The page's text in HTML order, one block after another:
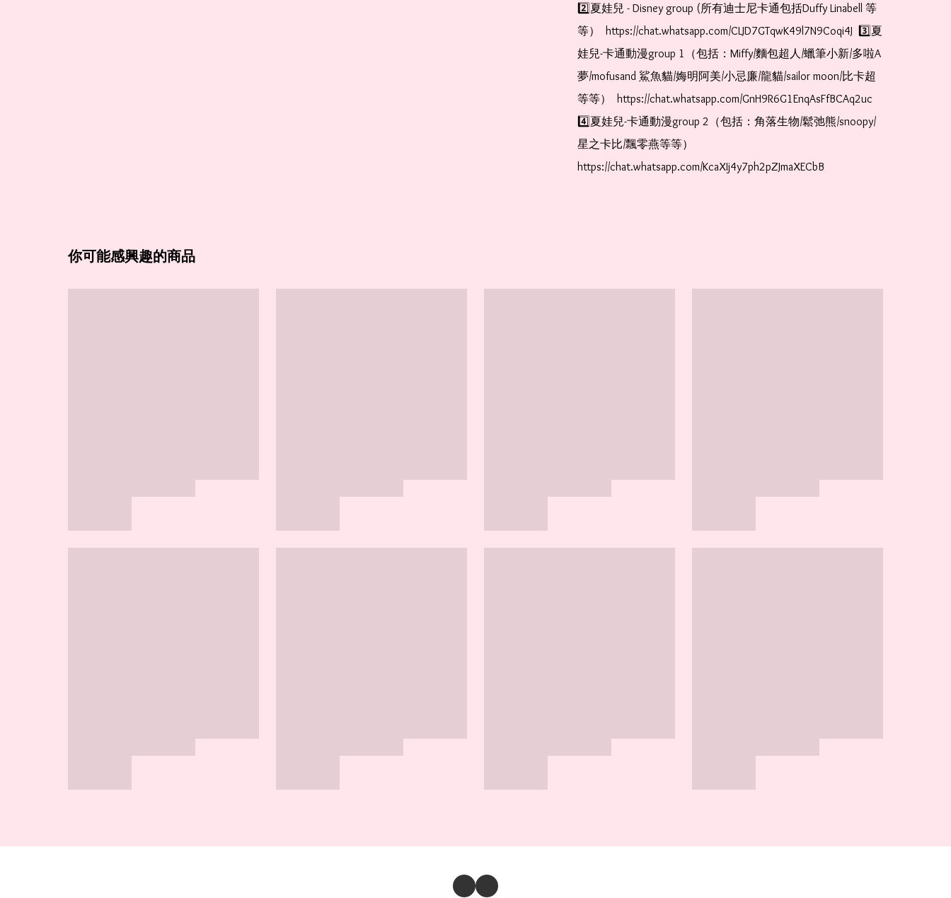
2️⃣夏娃兒 - Disney group (所有迪士尼卡通包括Duffy Linabell 等
等）  https://chat.whatsapp.com/CLJD7GTqwK49l7N9Coqi4J  3️⃣夏
娃兒-卡通動漫group 1（包括：Miffy/麵包超人/蠟筆小新/多啦A
夢/mofusand 鯊魚貓/娒明阿美/小忌廉/龍貓/sailor moon/比卡超
等等）  https://chat.whatsapp.com/GnH9R6G1EnqAsFfBCAq2uc
4️⃣夏娃兒-卡通動漫group 2（包括：角落生物/鬆弛熊/snoopy/
星之卡比/飄零燕等等）
https://chat.whatsapp.com/KcaXIj4y7ph2pZJmaXECbB
你可能感興趣的商品